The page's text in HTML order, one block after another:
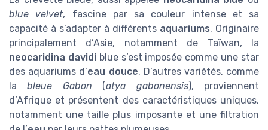
blue velvet, fascine par sa couleur intense et sa
capacité à s’adapter à différents aquariums. Originaire
principalement d’Asie, notamment de Taïwan, la
neocaridina davidiblue s’est imposée comme une star
des aquariums d’eau douce. D’autres variétés, comme
lableue Gabon (atya gabonensis), proviennent
d’Afrique et présentent des caractéristiques uniques,
notamment une taille plus imposante et une filtration